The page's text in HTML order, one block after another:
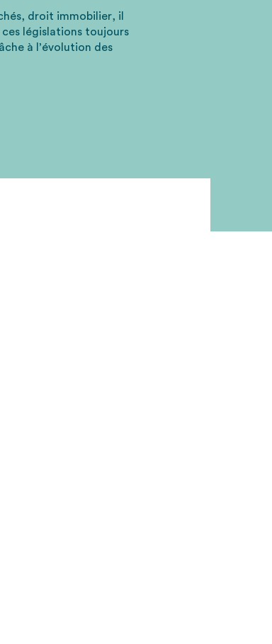
droit immobilier, il
législations toujours
à l’évolution des